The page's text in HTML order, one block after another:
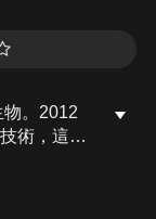
。2012
術，這項
編輯